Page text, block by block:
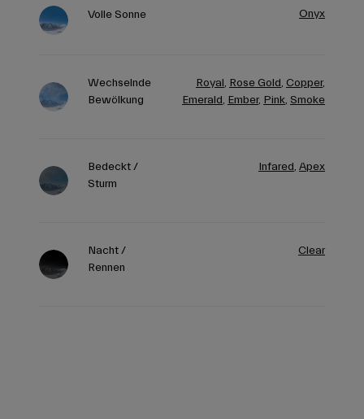
Volle Sonne Onyx
Wechselnde
Bewölkung
Royal, Rose Gold, Copper,
Emerald, Ember, Pink, Smoke
Bedeckt /
Sturm
Infared, Apex
Nacht /
Rennen
Clear